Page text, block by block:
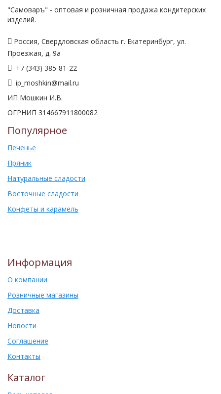
"Самоваръ" - оптовая и розничная продажа кондитерских
изделий.
Россия, Свердловская область г. Екатеринбург, ул.
Проезжая, д. 9а
+7 (343) 385-81-22
ip_moshkin@mail.ru
ИП Мошкин И.В.
ОГРНИП 314667911800082
Популярное
Печенье
Пряник
Натуральные сладости
Восточные сладости
Конфеты и карамель
Информация
О компании
Розничные магазины
Доставка
Новости
Соглашение
Контакты
Каталог